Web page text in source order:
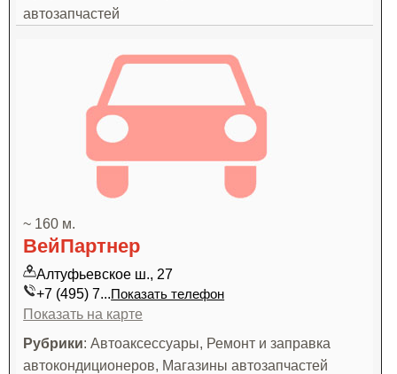
автозапчастей
~ 160 м.
ВейПартнер
Алтуфьевское ш., 27
+7 (495) 7...Показать телефон
Показать на карте
Рубрики: Автоаксессуары, Ремонт и заправка
автокондиционеров, Магазины автозапчастей